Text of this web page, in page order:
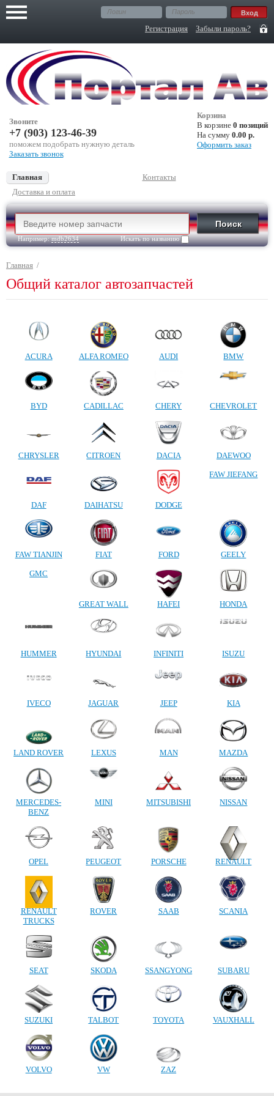
Регистрация Забыли пароль?
Корзина
В корзине 0 позиций
На сумму 0.00 р.
Оформить заказ
Звоните
+7 (903) 123-46-39
поможем подобрать нужную деталь
Заказать звонок
Главная
Контакты
Доставка и оплата
Например:mdb2634 Искать по названию
Главная /
Общий каталог автозапчастей
ACURA ALFA ROMEO AUDI BMW
BYD CADILLAC CHERY CHEVROLET
CHRYSLER CITROEN DACIA DAEWOO
DAF DAIHATSU DODGE
FAW JIEFANG
FAW TIANJIN FIAT FORD GEELY
GMC
GREAT WALL HAFEI HONDA
HUMMER HYUNDAI INFINITI ISUZU
IVECO JAGUAR JEEP KIA
LAND ROVER LEXUS MAN MAZDA
MERCEDES-
BENZ
MINI MITSUBISHI NISSAN
OPEL PEUGEOT PORSCHE RENAULT
RENAULT
TRUCKS
ROVER SAAB SCANIA
SEAT SKODA SSANGYONG SUBARU
SUZUKI TALBOT TOYOTA VAUXHALL
VOLVO VW ZAZ